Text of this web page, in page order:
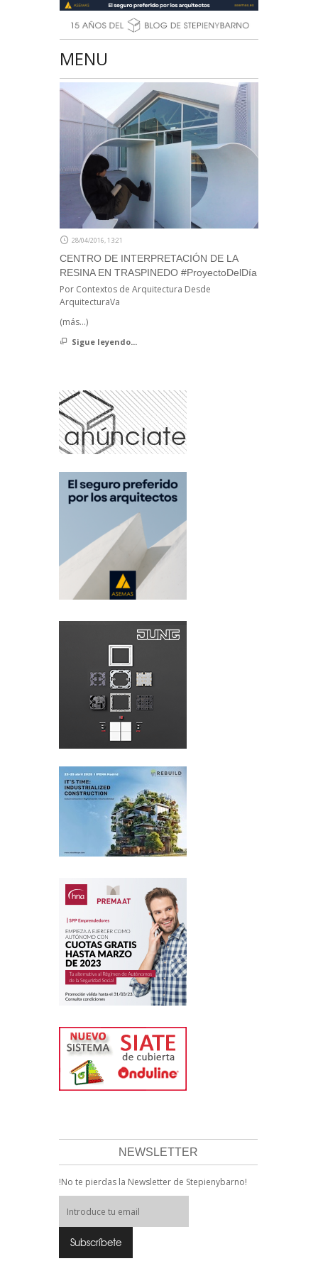
MENU
28/04/2016, 13:21
CENTRO DE INTERPRETACIÓN DE LA
RESINA EN TRASPINEDO #ProyectoDelDía
Por Contextos de Arquitectura Desde
ArquitecturaVa
(más…)
Sigue leyendo...
NEWSLETTER
!No te pierdas la Newsletter de Stepienybarno!